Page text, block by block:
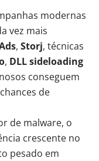
modernas
vez mais
, Storj, técnicas
, DLL sideloading
conseguem
de
de malware, o
crescente no
pesado em